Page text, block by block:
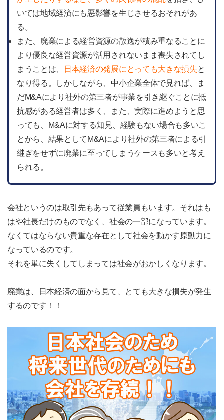
いては地域経済にも悪影響を生じさせるおそれがあ
る。
また、廃業による経営資源の散逸が積み重なることに
より優良な経営資源が活用されないまま喪失されてし
まうことは、
日本経済の発展にとっても大きな損失と
なり得る。しかしながら、中小企業全体で見れば、ま
だM&Aにより社外の第三者が事業を引き継ぐことに抵
抗感がある経営者は多く、また、実際に進めようと思
っても、M&Aに対する知見、経験もない場合も多いこ
とから、結果としてM&Aにより社外の第三者による引
継ぎをせずに廃業に至ってしまうケースも多いと考え
られる。
会社というのは取引先もあって従業員もいます。それはも
はや社長だけのものでなく、社会の一部になっています。
なくてはならない貴重な存在として社会を動かす原動力に
なっているのです。
それを単に失くしてしまっては社会がおかしくなります。
廃業は、日本経済の面から見て、とても大きな損失が発生
するのです！！